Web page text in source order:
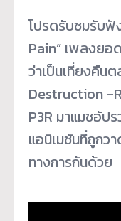
โปรดรับชมรับฟั
Pain” เพลงยอ
ว่าเป็นเที่ยงคืน
Destruction -
P3R มาแมชอัป
แอนิเมชันที่ถูกว
ทางการกันด้วย